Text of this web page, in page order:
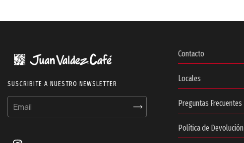
SUSCRIBITE A NUESTRO NEWSLETTER
Contacto
Locales
Preguntas Frecuentes
Política de Devolución